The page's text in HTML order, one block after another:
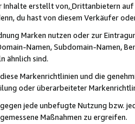
Inhalte erstellt von,Drittanbietern auf
du hast von diesem Verkäufer
Marken nutzen oder zur
Namen, Subdomain-Namen,
ähnlich sind.
Markenrichtlinien und die
oder überarbeiteter
jede unbefugte Nutzung bzw.
Maßnahmen zu ergreifen.